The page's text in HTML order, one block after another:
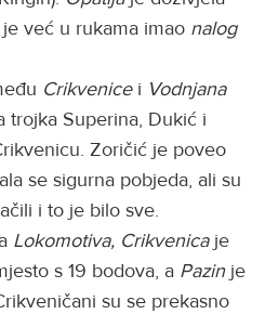
već u rukama imao nalog
Crikvenicei Vodnjana
trojka Superina, Dukić i
Zoričić je poveo
se sigurna pobjeda, ali su
i to je bilo sve.
Lokomotiva, Crikvenicaje
s 19 bodova, a Pazinje
su se prekasno